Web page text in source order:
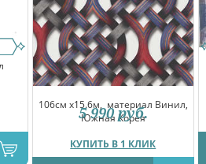
106см x15.6м, материал Винил,
Южная Корея
КУПИТЬ В 1 КЛИК
5 990 руб.